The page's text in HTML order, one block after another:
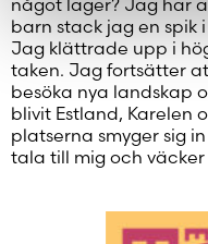
något lager? Jag har
barn stack jag en
Jag klättrade upp i
taken. Jag fortsätter
besöka nya landskap
blivit Estland, Karelen
platserna smyger sig
tala till mig och